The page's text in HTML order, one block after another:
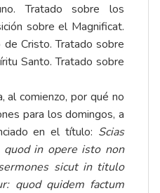
Tratado sobre los
sobre el Magnificat.
Cristo. Tratado sobre
Santo. Tratado sobre
al comienzo, por qué no
para los domingos, a
en el título: Scias
quod in opere isto non
sicut in titulo
quod quidem factum